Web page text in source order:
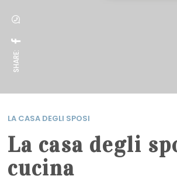
SHARE:
LA CASA DEGLI SPOSI
La casa degli
cucina